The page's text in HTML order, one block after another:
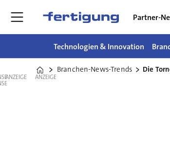
Partner-
Technologien & Innovation
Home
Branchen-News-Trends Die
ANZEIGE ANZEIGE